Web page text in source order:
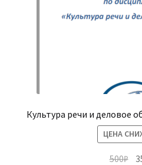
Культура речи и деловое
ЦЕНА
500₽